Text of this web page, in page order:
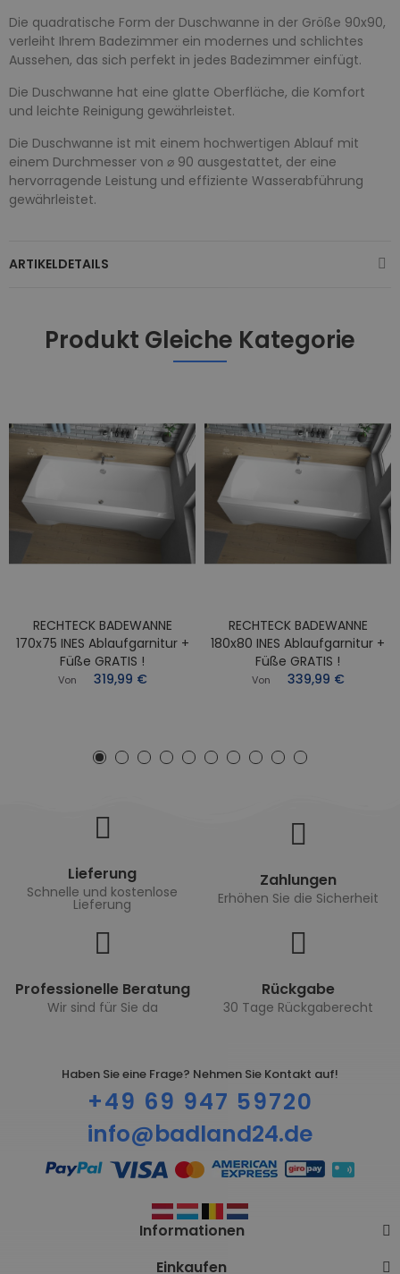
Die quadratische Form der Duschwanne in der Größe 90x90,
verleiht Ihrem Badezimmer ein modernes und schlichtes
Aussehen, das sich perfekt in jedes Badezimmer einfügt.
Die Duschwanne hat eine glatte Oberfläche, die Komfort
und leichte Reinigung gewährleistet.
Die Duschwanne ist mit einem hochwertigen Ablauf mit
einem Durchmesser von ⌀ 90 ausgestattet, der eine
hervorragende Leistung und effiziente Wasserabführung
gewährleistet.
ARTIKELDETAILS
Produkt Gleiche Kategorie
RECHTECK BADEWANNE
170x75 INES Ablaufgarnitur +
Füße GRATIS !
Von 319,99 €
RECHTECK BADEWANNE
180x80 INES Ablaufgarnitur +
Füße GRATIS !
Von 339,99 €
Lieferung
Schnelle und kostenlose
Lieferung
Zahlungen
Erhöhen Sie die Sicherheit
Professionelle Beratung
Wir sind für Sie da
Rückgabe
30 Tage Rückgaberecht
Haben Sie eine Frage? Nehmen Sie Kontakt auf!
+49 69 947 59720
info@badland24.de
Informationen
Einkaufen